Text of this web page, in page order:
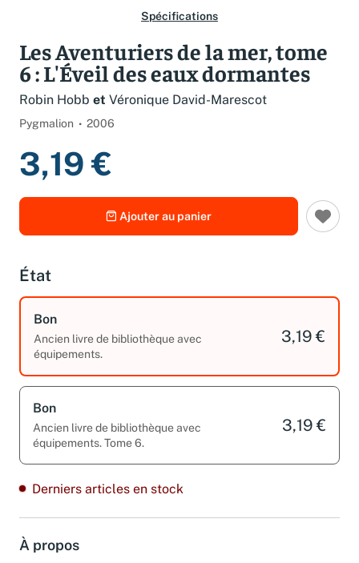
Spécifications
Les Aventuriers de la mer, tome
6 : L'Éveil des eaux dormantes
Robin Hobb et Véronique David-Marescot
Pygmalion 2006
3,19 €
Ajouter au panier
État
Bon
Ancien livre de bibliothèque avec
équipements.
3,19 €
Bon
Ancien livre de bibliothèque avec
équipements. Tome 6.
3,19 €
Derniers articles en stock
À propos